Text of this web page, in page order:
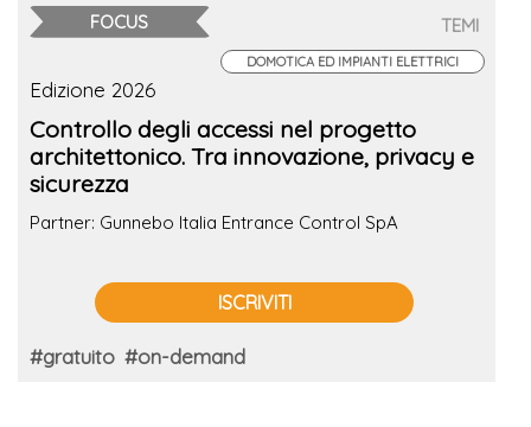
FOCUS TEMI
DOMOTICA ED IMPIANTI ELETTRICI
Edizione 2026
Controllo degli accessi nel progetto
architettonico. Tra innovazione, privacy e
sicurezza
Partner: Gunnebo Italia Entrance Control SpA
ISCRIVITI
#gratuito #on-demand